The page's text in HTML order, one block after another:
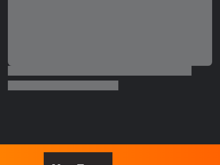
ao tentar embarcar em...